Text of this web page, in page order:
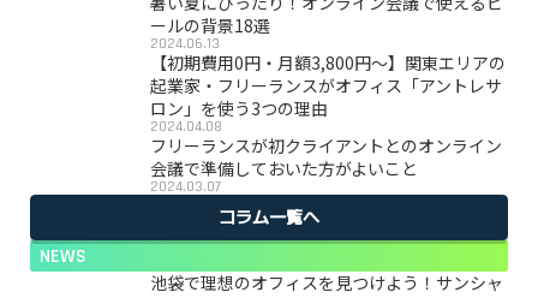
ールの背景18選
2024.06.13
【初期費用0円・月額3,800円〜】関東エリアの
起業家・フリーランスがオフィス「アントレサ
ロン」を使う3つの理由
2024.04.08
フリーランスが初クライアントとのオンライン
会議で準備しておいた方がよいこと
2024.03.07
コラム一覧へ
NEWS
池袋で理想のオフィスを見つけよう！サンシャ